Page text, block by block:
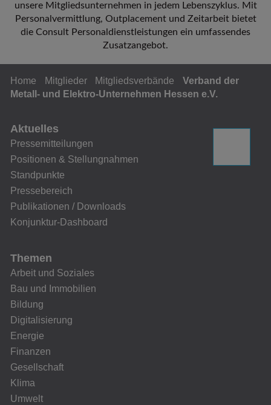
unsere Mitgliedsunternehmen in jedem Lebenszyklus. Mit
Personalvermittlung, Outplacement und Zeitarbeit bietet
die Consult Personaldienstleistungen ein umfassendes
Zusatzangebot.
Home Mitglieder Mitgliedsverbände
Verband der
Metall- und Elektro-Unter­nehmen Hessen e.V.
Aktuelles
Pressemitteilungen
Positionen & Stellungnahmen
Standpunkte
Pressebereich
Publikationen / Downloads
Konjunktur-Dashboard
Themen
Arbeit und Soziales
Bau und Immobilien
Bildung
Digitalisierung
Energie
Finanzen
Gesellschaft
Klima
Umwelt